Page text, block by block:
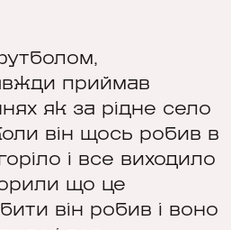
приймав
як за рідне село
він щось робив в
і все виходило
що це
він робив і воно